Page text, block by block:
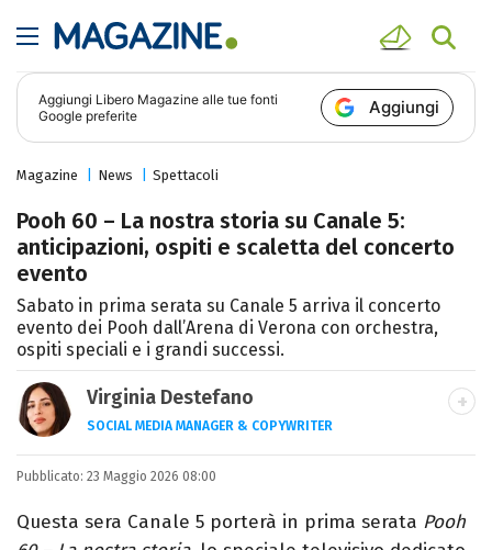
Aggiungi Libero Magazine alle tue fonti
Google preferite
Aggiungi
Magazine News Spettacoli
Pooh 60 – La nostra storia su Canale 5:
anticipazioni, ospiti e scaletta del concerto
evento
Sabato in prima serata su Canale 5 arriva il concerto
evento dei Pooh dall’Arena di Verona con orchestra,
ospiti speciali e i grandi successi.
Virginia Destefano
SOCIAL MEDIA MANAGER & COPYWRITER
Una passione smisurata per le serie TV.
Laurea in Cinema, Televisione e New Media,
videomaking e scrittura sono il mio
Pubblicato: 23 Maggio 2026 08:00
Questa sera Canale 5 porterà in prima serata Pooh